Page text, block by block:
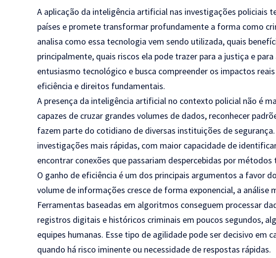
A aplicação da inteligência artificial nas investigações policiais
países e promete transformar profundamente a forma como
analisa como essa tecnologia vem sendo utilizada, quais
principalmente, quais riscos ela pode trazer para a justiça e
entusiasmo tecnológico e busca compreender os impactos
eficiência e direitos fundamentais.
A presença da inteligência artificial no contexto policial não é
capazes de cruzar grandes volumes de dados, reconhecer
fazem parte do cotidiano de diversas instituições de
investigações mais rápidas, com maior capacidade de
encontrar conexões que passariam despercebidas por métodos
O ganho de eficiência é um dos principais argumentos a favor
volume de informações cresce de forma exponencial, a análise
Ferramentas baseadas em algoritmos conseguem processar
registros digitais e históricos criminais em poucos segundos,
equipes humanas. Esse tipo de agilidade pode ser decisivo em
quando há risco iminente ou necessidade de respostas rápidas.